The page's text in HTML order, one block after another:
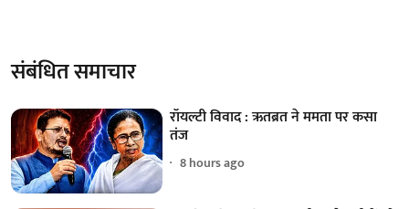
संबंधित समाचार
रॉयल्टी विवाद : ऋतब्रत ने ममता पर कसा
तंज
8 hours ago